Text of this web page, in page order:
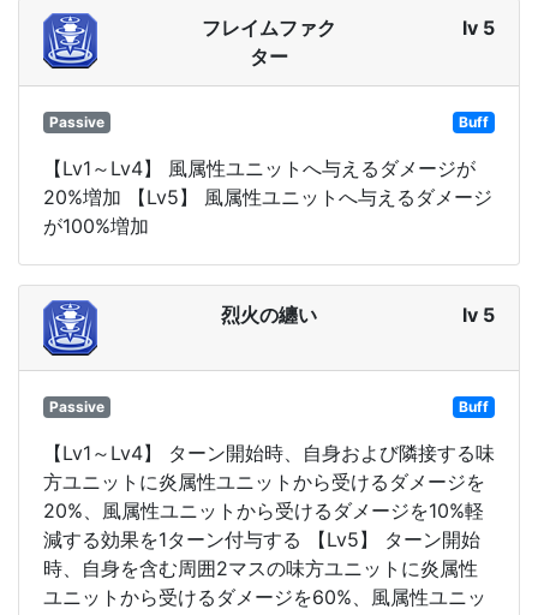
フレイムファク
ター
lv 5
Passive Buff
【Lv1～Lv4】 風属性ユニットへ与えるダメージが
20%増加 【Lv5】 風属性ユニットへ与えるダメージ
が100%増加
烈火の纏い lv 5
Passive Buff
【Lv1～Lv4】 ターン開始時、自身および隣接する味
方ユニットに炎属性ユニットから受けるダメージを
20%、風属性ユニットから受けるダメージを10%軽
減する効果を1ターン付与する 【Lv5】 ターン開始
時、自身を含む周囲2マスの味方ユニットに炎属性
ユニットから受けるダメージを60%、風属性ユニッ